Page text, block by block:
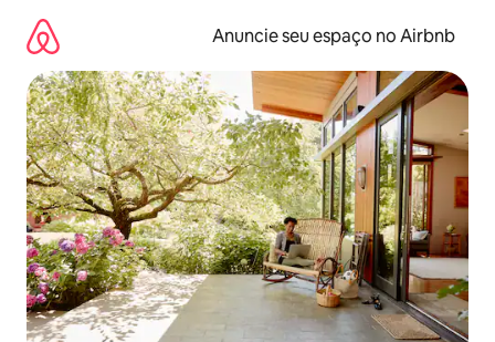
para
conteúdo
Anuncie seu espaço no Airbnb